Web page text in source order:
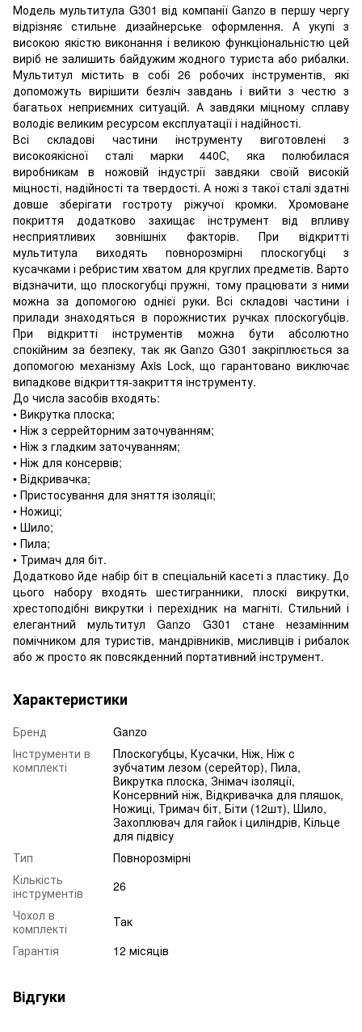
Модель мультитула G301 від компанії Ganzo в першу чергу
відрізняє стильне дизайнерське оформлення. А укупі з
високою якістю виконання і великою функціональністю цей
виріб не залишить байдужим жодного туриста або рибалки.
Мультитул містить в собі 26 робочих інструментів, які
допоможуть вирішити безліч завдань і вийти з честю з
багатьох неприємних ситуацій. А завдяки міцному сплаву
володіє великим ресурсом експлуатації і надійності.
Всі складові частини інструменту виготовлені з
високоякісної сталі марки 440С, яка полюбилася
виробникам в ножовій індустрії завдяки своїй високій
міцності, надійності та твердості. А ножі з такої сталі здатні
довше зберігати гостроту ріжучої кромки. Хромоване
покриття додатково захищає інструмент від впливу
несприятливих зовнішніх факторів. При відкритті
мультитула виходять повнорозмірні плоскогубці з
кусачками і ребристим хватом для круглих предметів. Варто
відзначити, що плоскогубці пружні, тому працювати з ними
можна за допомогою однієї руки. Всі складові частини і
прилади знаходяться в порожнистих ручках плоскогубців.
При відкритті інструментів можна бути абсолютно
спокійним за безпеку, так як Ganzo G301 закріплюється за
допомогою механізму Axis Lock, що гарантовано виключає
випадкове відкриття-закриття інструменту.
До числа засобів входять:
• Викрутка плоска;
• Ніж з серрейторним заточуванням;
• Ніж з гладким заточуванням;
• Ніж для консервів;
• Відкривачка;
• Пристосування для зняття ізоляції;
• Ножиці;
• Шило;
• Пила;
• Тримач для біт.
Додатково йде набір біт в спеціальній касеті з пластику. До
цього набору входять шестигранники, плоскі викрутки,
хрестоподібні викрутки і перехідник на магніті. Стильний і
елегантний мультитул Ganzo G301 стане незамінним
помічником для туристів, мандрівників, мисливців і рибалок
або ж просто як повсякденний портативний інструмент.
Характеристики
Бренд
Ganzo
Інструменти в
комплекті
Плоскогубцы, Кусачки, Ніж, Ніж с
зубчатим лезом (серейтор), Пила,
Викрутка плоска, Знімач ізоляції,
Консервний ніж, Відкривачка для пляшок,
Ножиці, Тримач біт, Біти (12шт), Шило,
Захоплювач для гайок і циліндрів, Кільце
для підвісу
Тип
Повнорозмірні
Кількість
інструментів
26
Чохол в
комплекті
Так
Гарантія
12 місяців
Відгуки